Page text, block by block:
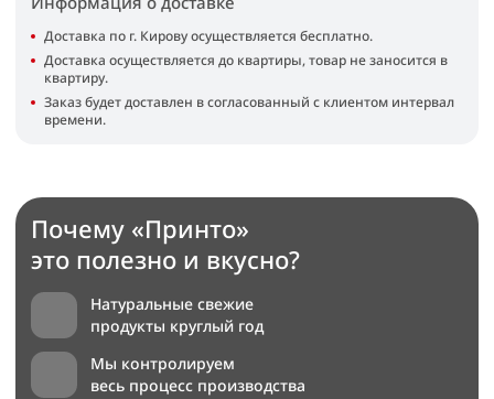
Доставка по г. Кирову осуществляется бесплатно.
Доставка осуществляется до квартиры, товар не заносится в
квартиру.
Заказ будет доставлен в согласованный с клиентом интервал
времени.
Почему «Принто»
это полезно и вкусно?
Натуральные свежие
продукты круглый год
Мы контролируем
весь процесс производства